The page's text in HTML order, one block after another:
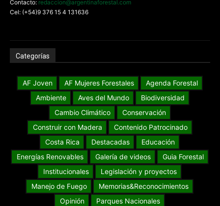
Contacto: redaccion@argentinaforestal.com
Cel: (+54)9 376 15 4 131636
Categorías
AF Joven AF Mujeres Forestales
Agenda Forestal
Ambiente
Aves del Mundo
Biodiversidad
Cambio Climático
Conservación
Construir con Madera
Contenido Patrocinado
Costa Rica
Destacadas
Educación
Energías Renovables
Galería de videos
Guia Forestal
Institucionales
Legislación y proyectos
Manejo de Fuego
Memorias&Reconocimientos
Opinión
Parques Nacionales